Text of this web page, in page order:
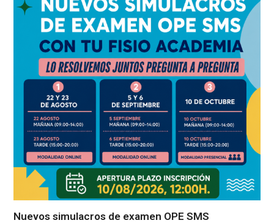
Nuevos simulacros de examen OPE SMS